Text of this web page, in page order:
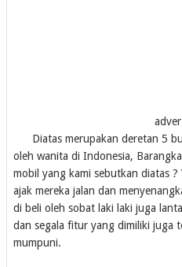
Diatas merupakan deretan 5
oleh wanita di Indonesia,
mobil yang kami sebutkan diatas ?
ajak mereka jalan dan
di beli oleh sobat laki laki juga
dan segala fitur yang dimiliki juga
mumpuni.